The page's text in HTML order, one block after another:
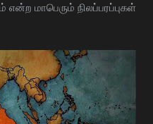
மாபெரும் நிலப்பரப்புகள்